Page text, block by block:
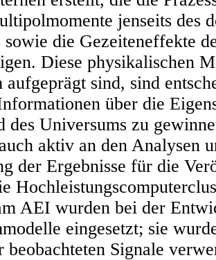
jenseits des
sowie die Gezeiteneffekte
Diese physikalischen
sind, sind
über die
des Universums zu
aktiv an den Analysen
der Ergebnisse für die
AEI wurden bei der
eingesetzt; sie
beobachteten Signale